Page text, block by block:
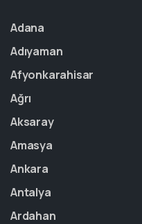
Adana
Adıyaman
Afyonkarahisar
Ağrı
Aksaray
Amasya
Ankara
Antalya
Ardahan